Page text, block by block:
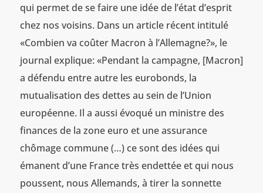
qui permet de se faire une idée de l’état d’esprit
chez nos voisins. Dans un article récent intitulé
«Combien va coûter Macron à l’Allemagne?», le
journal explique: «Pendant la campagne, [Macron]
a défendu entre autre les eurobonds, la
mutualisation des dettes au sein de l’Union
européenne. Il a aussi évoqué un ministre des
finances de la zone euro et une assurance
chômage commune (…) ce sont des idées qui
émanent d’une France très endettée et qui nous
poussent, nous Allemands, à tirer la sonnette